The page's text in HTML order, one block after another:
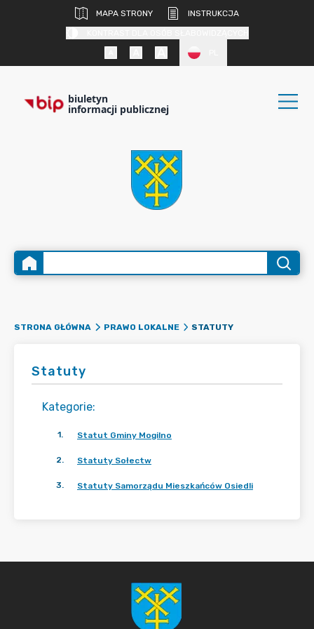
MAPA STRONY
INSTRUKCJA
biuletyn
informacji publicznej
STRONA GŁÓWNA PRAWO LOKALNE STATUTY
Statuty
Kategorie:
1. Statut Gminy Mogilno
2. Statuty Sołectw
3. Statuty Samorządu Mieszkańców Osiedli